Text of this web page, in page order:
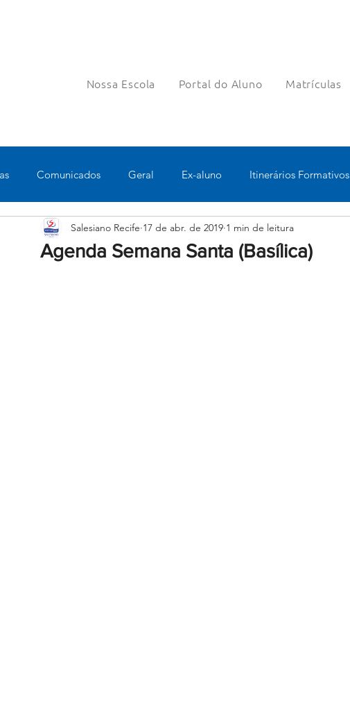
Nossa Escola Portal do Aluno Matrículas
Comunicados Geral Ex-aluno Itinerários Formativos
Fundamental II Ensino Médio Pastoral Esportes
Agenda Semana Santa (Basílica)
Salesiano Recife 17 de abr. de 2019 1 min de leitura